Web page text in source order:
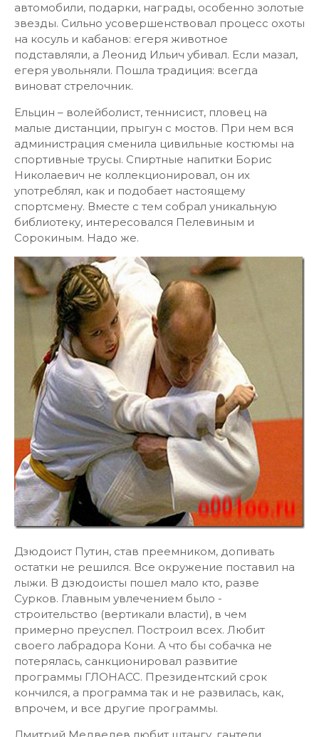
автомобили, подарки, награды, особенно золотые
звезды. Сильно усовершенствовал процесс охоты
на косуль и кабанов: егеря животное
подставляли, а Леонид Ильич убивал. Если мазал,
егеря увольняли. Пошла традиция: всегда
виноват стрелочник.
Ельцин – волейболист, теннисист, пловец на
малые дистанции, прыгун с мостов. При нем вся
администрация сменила цивильные костюмы на
спортивные трусы. Спиртные напитки Борис
Николаевич не коллекционировал, он их
употреблял, как и подобает настоящему
спортсмену. Вместе с тем собрал уникальную
библиотеку, интересовался Пелевиным и
Сорокиным. Надо же.
Дзюдоист Путин, став преемником, допивать
остатки не решился. Все окружение поставил на
лыжи. В дзюдоисты пошел мало кто, разве
Сурков. Главным увлечением было -
строительство (вертикали власти), в чем
примерно преуспел. Построил всех. Любит
своего лабрадора Кони. А что бы собачка не
потерялась, санкционировал развитие
программы ГЛОНАСС. Президентский срок
кончился, а программа так и не развилась, как,
впрочем, и все другие программы.